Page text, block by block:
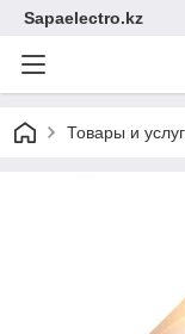
Sapaelectro.kz
Товары и